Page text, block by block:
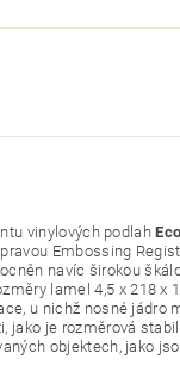
vinylových podlah
Embossing
navíc širokou
lamel 4,5 x 218 x
u nichž nosné jádro
je rozměrová
objektech, jako